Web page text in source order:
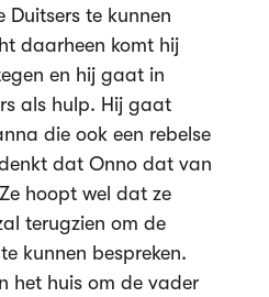
te kunnen
daarheen komt hij
en hij gaat in
als hulp. Hij gaat
die ook een rebelse
dat Onno dat van
hoopt wel dat ze
terugzien om de
kunnen bespreken.
het huis om de vader